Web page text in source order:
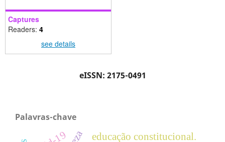
Captures
Readers: 4
see details
eISSN: 2175-0491
Palavras-chave
educação constitucional.